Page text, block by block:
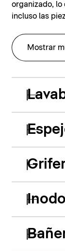
organizado,
incluso las
Mostrar